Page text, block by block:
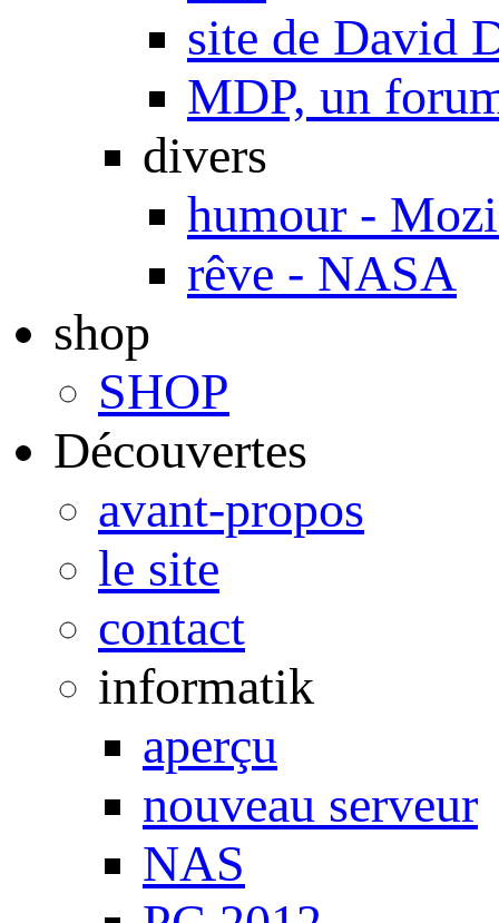
site de David
MDP, un
divers
humour -
rêve - NASA
shop
SHOP
Découvertes
avant-propos
le site
contact
informatik
aperçu
nouveau serveur
NAS